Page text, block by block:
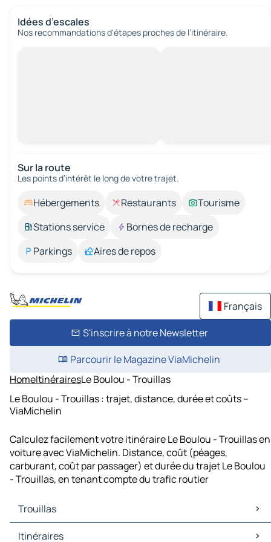
Idées d’escales
Nos recommandations d'étapes proches de l’itinéraire.
Sur la route
Les points d’intérêt le long de votre trajet.
Hébergements Restaurants
Tourisme
Stations service
Bornes de recharge
Parkings
Aires de repos
Français
S'inscrire à notre Newsletter
Parcourir le Magazine ViaMichelin
HomeItinérairesLe Boulou - Trouillas
Le Boulou - Trouillas : trajet, distance, durée et coûts –
ViaMichelin
Calculez facilement votre itinéraire Le Boulou - Trouillas en
voiture avec ViaMichelin. Distance, coût (péages,
carburant, coût par passager) et durée du trajet Le Boulou
- Trouillas, en tenant compte du trafic routier
Trouillas
Trouillas Cartes et plans
Itinéraires